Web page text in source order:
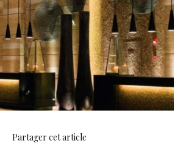
Partager cet article